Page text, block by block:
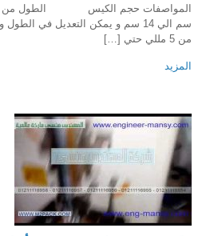
سم الي 14 سم و يمكن التعديل في
من 5 مللي حتي […]
المزيد